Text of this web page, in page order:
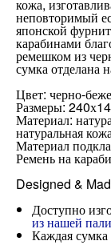
кожа,
неповторимый
японской
карабинами
ремешком из
сумка отделана
Цвет: черно-
Размеры:
Материал:
натуральная
Материал
Ремень на
Designed &
Доступно
из нашей
Каждая